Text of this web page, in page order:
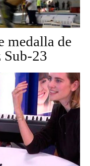
medalla de
Sub-23